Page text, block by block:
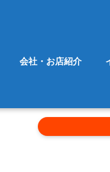
会社・お店紹介